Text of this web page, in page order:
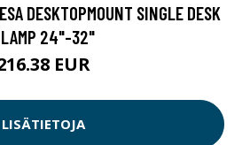
DESKTOPMOUNT SINGLE DESK
24"-32"
EUR
LISÄTIETOJA